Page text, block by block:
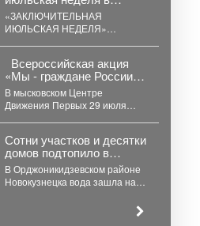
отделении дневного
пребывания в центре
была особенно
насыщенной и
запоминающейся.
«ЗАКЛЮЧИТЕЛЬНАЯ
ИЮЛЬСКАЯ НЕДЕЛЯ»
пребывания в центре была
особенно...
Всероссийская акция
«Мы - граждане России!»
второй год проходит в
Библиотеке
В мысковском Центре
Движения Первых 29 июля
Сотни участков и десятки
домов подтопило в
Новокузнецке
В Орджоникидзевском районе
Новокузнецка вода зашла на